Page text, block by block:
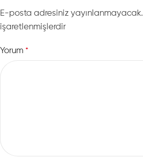
E-posta adresiniz yayınlanmayacak.
işaretlenmişlerdir
Yorum *